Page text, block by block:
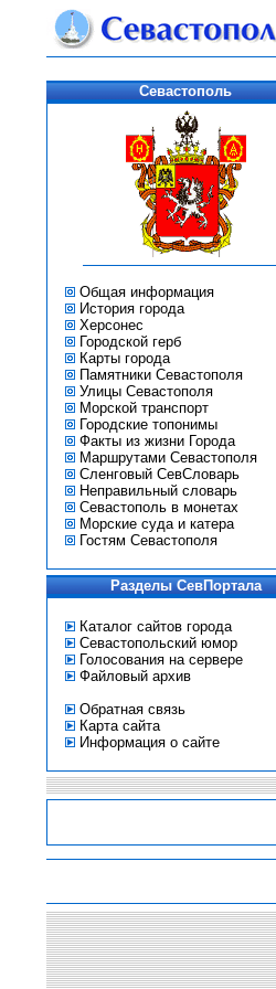
Севастополь
Общая информация
История города
Херсонес
Городской герб
Карты города
Памятники Севастополя
Улицы Севастополя
Морской транспорт
Городские топонимы
Факты из жизни Города
Маршрутами Севастополя
Сленговый СевСловарь
Неправильный словарь
Севастополь в монетах
Морские суда и катера
Гостям Севастополя
Разделы СевПортала
Каталог сайтов города
Севастопольский юмор
Голосования на сервере
Файловый архив
Обратная связь
Карта сайта
Информация о сайте